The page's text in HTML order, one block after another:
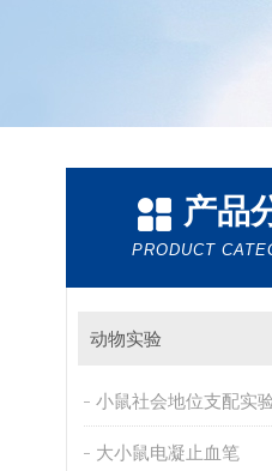
产品
PRODUCT
动物实验
小鼠社会地位支配实
大小鼠电凝止血笔